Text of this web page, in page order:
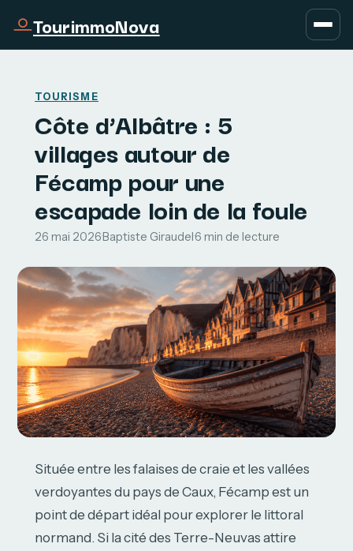
TourimmoNova
TOURISME
Côte d’Albâtre : 5
villages autour de
Fécamp pour une
escapade loin de la foule
26 mai 2026·Baptiste Giraudel·6 min de lecture
Située entre les falaises de craie et les vallées
verdoyantes du pays de Caux, Fécamp est un
point de départ idéal pour explorer le littoral
normand. Si la cité des Terre-Neuvas attire